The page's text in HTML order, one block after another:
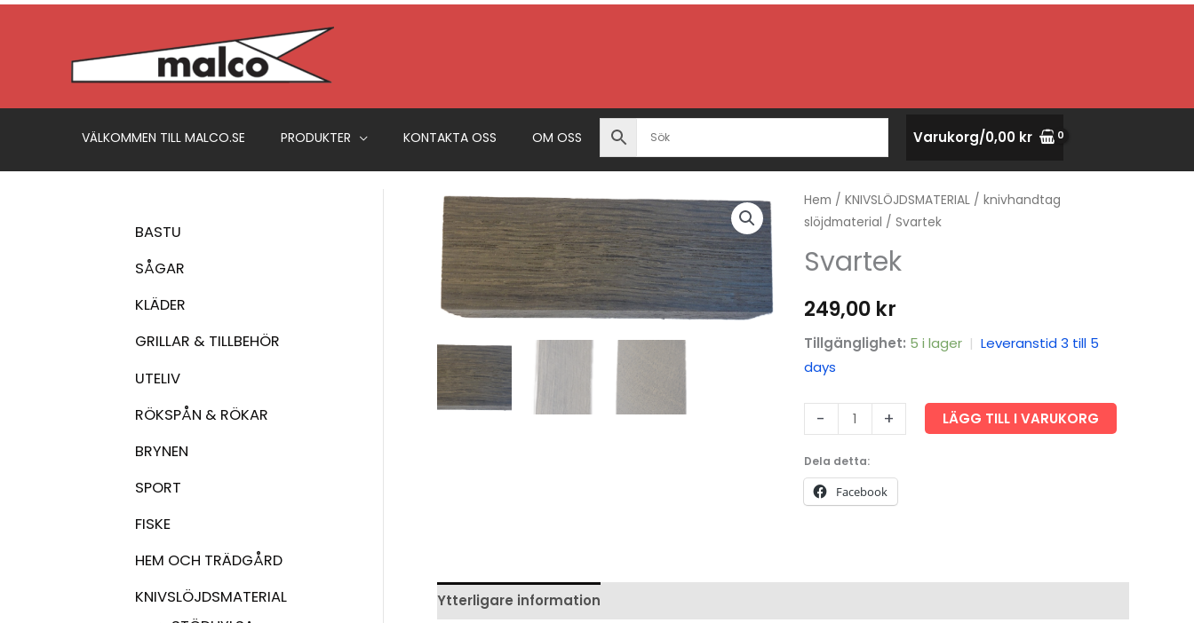
VÄLKOMMEN TILL MALCO.SE PRODUKTER KONTAKTA OSS OM OSS Varukorg/0,00 kr
BASTU
SÅGAR
KLÄDER
GRILLAR & TILLBEHÖR
UTELIV
RÖKSPÅN & RÖKAR
BRYNEN
SPORT
FISKE
HEM OCH TRÄDGÅRD
KNIVSLÖJDSMATERIAL
Hem / KNIVSLÖJDSMATERIAL/ knivhandtag
slöjdmaterial / Svartek
Svartek
249,00 kr
Tillgänglighet: 5 i lager | Leveranstid 3 till 5
days
-
Svartek
mängd
+ LÄGG TILL I VARUKORG
Dela detta:
Facebook
Ytterligare information